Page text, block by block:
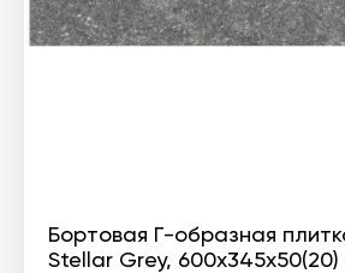
Бортовая Г-образная
Stellar Grey, 600x345x50(20)